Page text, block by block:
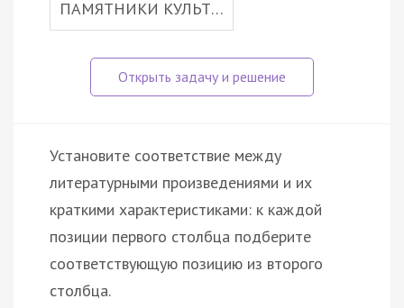
ПАМЯТНИКИ КУЛЬТ…
Установите соответствие между
литературными произведениями и их
краткими характеристиками: к каждой
позиции первого столбца подберите
соответствующую позицию из второго
столбца.